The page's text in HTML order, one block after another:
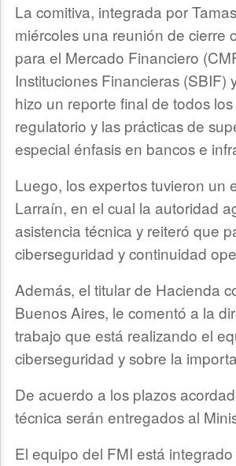
La comitiva, integrada por
miércoles una reunión de cierre
para el Mercado Financiero
Instituciones Financieras
hizo un reporte final de todos
regulatorio y las prácticas de
especial énfasis en bancos e
Luego, los expertos tuvieron un
Larraín, en el cual la autoridad
asistencia técnica y reiteró que
ciberseguridad y continuidad
Además, el titular de Hacienda
Buenos Aires, le comentó a la
trabajo que está realizando el
ciberseguridad y sobre la
De acuerdo a los plazos
técnica serán entregados al
El equipo del FMI está